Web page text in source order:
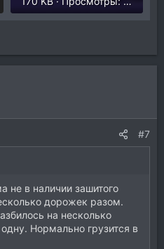
#7
не в наличии зашитого
дорожек разом.
на несколько
Нормально грузится в